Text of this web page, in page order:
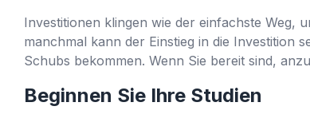
Investitionen klingen wie der einfachste Weg,
manchmal kann der Einstieg in die Investition
Schubs bekommen. Wenn Sie bereit sind,
Beginnen Sie Ihre Studien